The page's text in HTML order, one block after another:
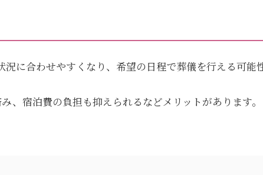
に合わせやすくなり、希望の日程で葬儀を行える可能
宿泊費の負担も抑えられるなどメリットがあります。